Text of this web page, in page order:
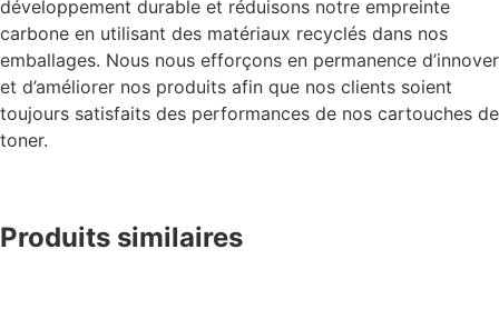
développement durable et réduisons notre empreinte
carbone en utilisant des matériaux recyclés dans nos
emballages. Nous nous efforçons en permanence d’innover
et d’améliorer nos produits afin que nos clients soient
toujours satisfaits des performances de nos cartouches de
toner.
Produits similaires